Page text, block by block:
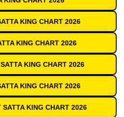
KING CHART 2026
KING CHART 2026
KING CHART 2026
KING CHART 2026
SATTA KING CHART 2026